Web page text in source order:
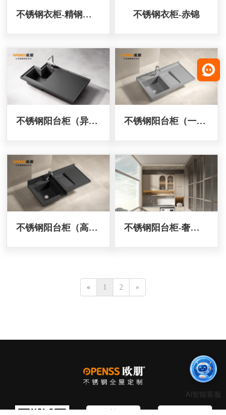
不锈钢衣柜-精钢卫士 不锈钢衣柜-赤锦
不锈钢阳台柜（异型台面） 不锈钢阳台柜（一体成型搓衣板）
不锈钢阳台柜（高低一体成型） 不锈钢阳台柜-奢香夫人
« 1 2 »